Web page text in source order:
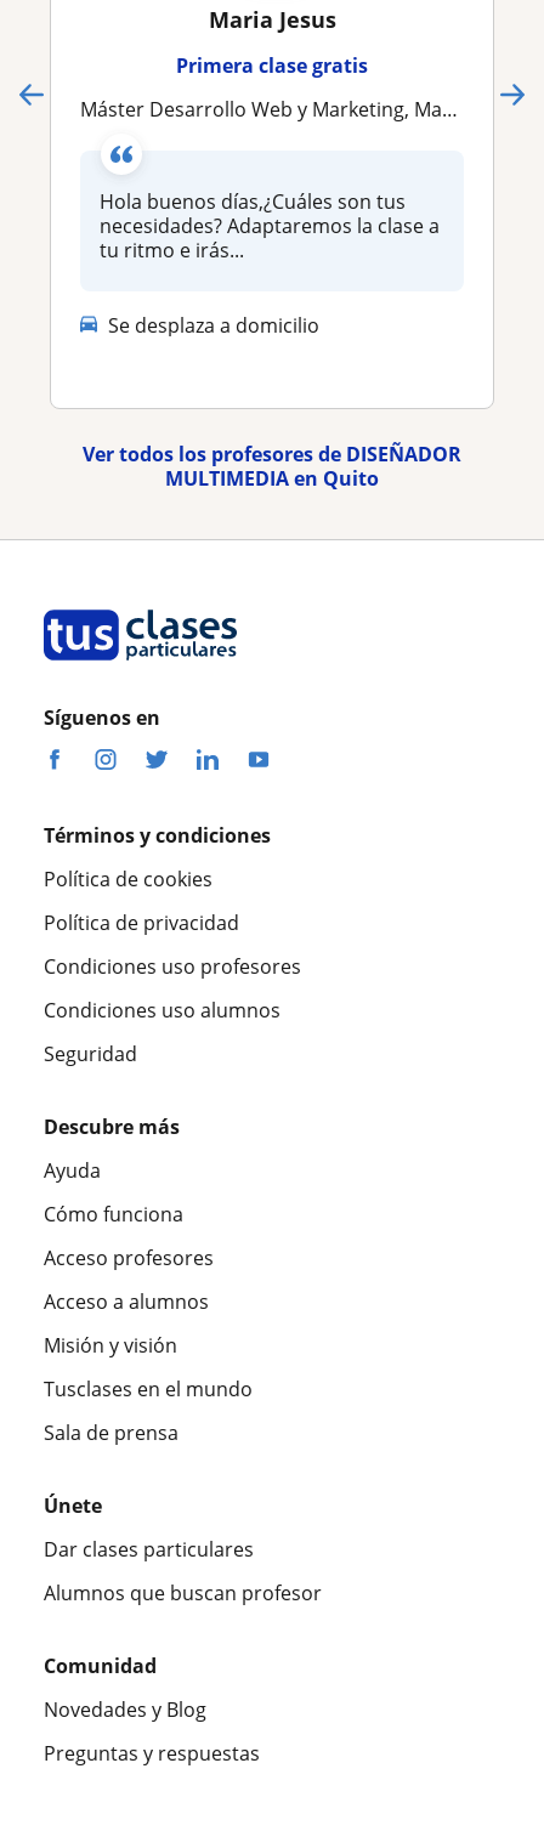
Maria Jesus
Primera clase gratis
Máster Desarrollo Web y Marketing, Marketing, Diseño y Comunicaciones (Xa Science Lab)
Hola buenos días,¿Cuáles son tus
necesidades? Adaptaremos la clase a
tu ritmo e irás...
Se desplaza a domicilio
Ver todos los profesores de DISEÑADOR
MULTIMEDIA en Quito
Síguenos en
Términos y condiciones
Política de cookies
Política de privacidad
Condiciones uso profesores
Condiciones uso alumnos
Seguridad
Descubre más
Ayuda
Cómo funciona
Acceso profesores
Acceso a alumnos
Misión y visión
Tusclases en el mundo
Sala de prensa
Únete
Dar clases particulares
Alumnos que buscan profesor
Comunidad
Novedades y Blog
Preguntas y respuestas